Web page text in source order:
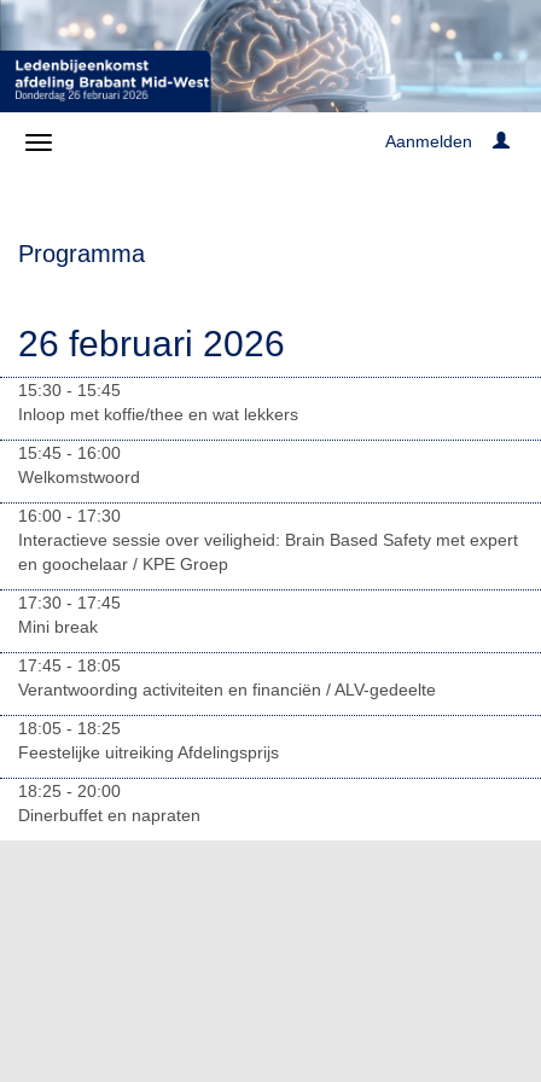
Aanmelden
Programma
26 februari 2026
15:30 - 15:45
Inloop met koffie/thee en wat lekkers
15:45 - 16:00
Welkomstwoord
16:00 - 17:30
Interactieve sessie over veiligheid: Brain Based Safety met expert
en goochelaar / KPE Groep
17:30 - 17:45
Mini break
17:45 - 18:05
Verantwoording activiteiten en financiën / ALV-gedeelte
18:05 - 18:25
Feestelijke uitreiking Afdelingsprijs
18:25 - 20:00
Dinerbuffet en napraten